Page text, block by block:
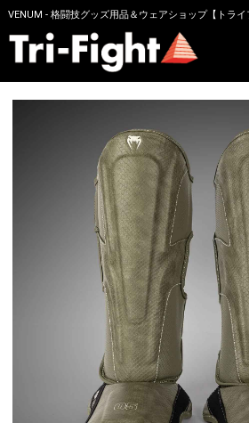
VENUM - 格闘技グッズ用品＆ウェアショップ【トライ